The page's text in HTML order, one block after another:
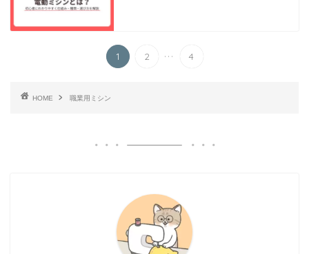
1 2 ... 4
HOME 職業用ミシン
ミシン選び方・おすすめ